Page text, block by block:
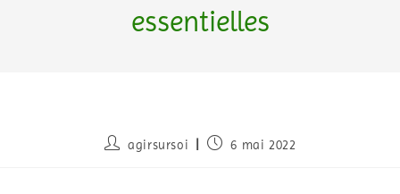
essentielles
agirsursoi 6 mai 2022